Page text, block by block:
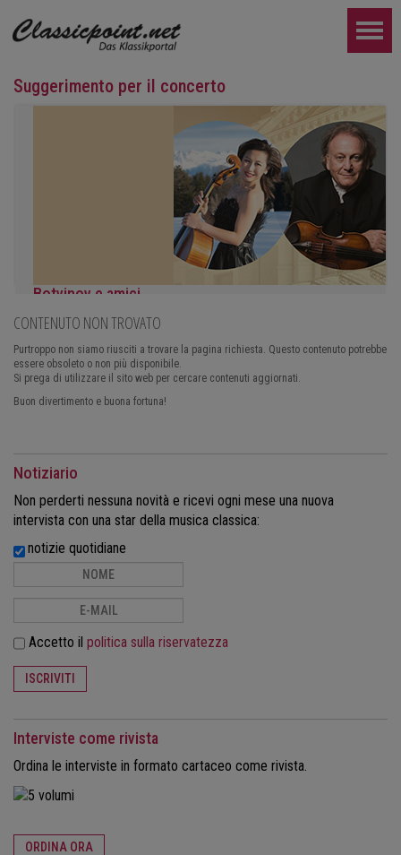
Suggerimento per il concerto
Botvinov e amici
5 ottobre, Kleine Tonhalle, 19:30:
Opere di Sergei Rachmaninoff, Robert Schumann e Astor
ULTERIORE...
CONTENUTO NON TROVATO
Purtroppo non siamo riusciti a trovare la pagina richiesta. Questo contenuto potrebbe
essere obsoleto o non più disponibile.
Si prega di utilizzare il sito web per cercare contenuti aggiornati.
Buon divertimento e buona fortuna!
Notiziario
Non perderti nessuna novità e ricevi ogni mese una nuova
intervista con una star della musica classica:
notizie quotidiane
Accetto il politica sulla riservatezza
ISCRIVITI
Interviste come rivista
Ordina le interviste in formato cartaceo come rivista.
ORDINA ORA